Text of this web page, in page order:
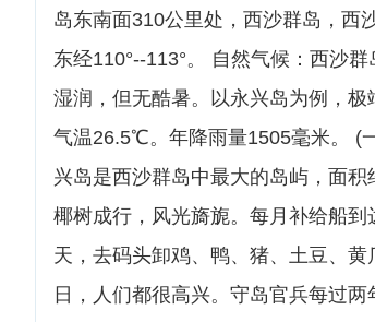
岛东南面310公里处，西沙群岛，西
东经110°--113°。 自然气候：西沙
湿润，但无酷暑。以永兴岛为例，
气温26.5℃。年降雨量1505毫米。 (
兴岛是西沙群岛中最大的岛屿，面积
椰树成行，风光旖旎。每月补给船
天，去码头卸鸡、鸭、猪、土豆、
日，人们都很高兴。守岛官兵每过